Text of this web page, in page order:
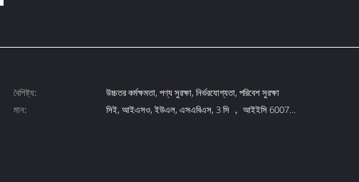
বৈশিষ্ট্য:
উচ্চতর কর্মক্ষমতা, পণ্য সুরক্ষা, নির্ভরযোগ্যতা, পরিবেশ সুরক্ষা
মান:
সিই, আইএসও, ইউএল, এসএবিএস, 3 সি ， আইইসি 60076-